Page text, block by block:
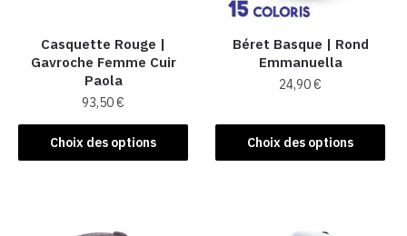
Casquette Rouge |
Gavroche Femme Cuir
Paola
93,50€
Choix des options
Ce
produit
Béret Basque | Rond
Emmanuella
24,90€
Choix des options
produit
a